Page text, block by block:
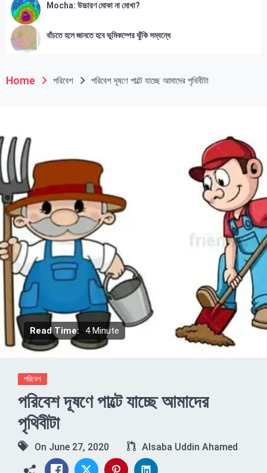
Mocha: উচ্চারণ মোকা না মোখা?
বাঁচতে হলে জানতে হবে ভূমিকম্পের ঝুঁকি সম্বন্ধে
Home পরিবেশ পরিবেশ দূষণে পাল্টে যাচ্ছে আমাদের পৃথিবীটা
Read Time: 4 Minute
পরিবেশ
পরিবেশ দূষণে পাল্টে যাচ্ছে আমাদের
পৃথিবীটা
On June 27, 2020 Alsaba Uddin Ahamed